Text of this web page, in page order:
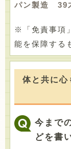
パン製造 39
※「免責事項
能を保障する
体と共に心
今まで
どを書